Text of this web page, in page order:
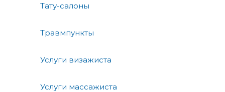
Тату-салоны
Травмпункты
Услуги визажиста
Услуги массажиста